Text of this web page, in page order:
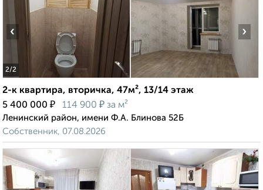
2/2
‹ ›
2-к квартира, вторичка, 47м², 13/14 этаж
5 400 000 ₽ 114 900 ₽ за м²
Ленинский район, имени Ф.А. Блинова 52Б
Собственник, 07.08.2026